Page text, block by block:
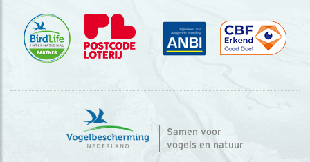
Samen voor
vogels en natuur